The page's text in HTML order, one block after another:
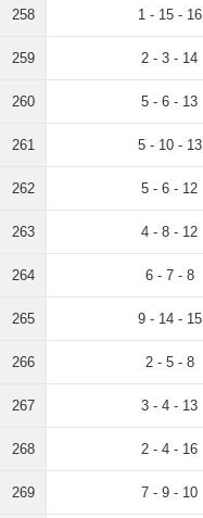
258 1 - 15 - 16
259 2 - 3 - 14
260 5 - 6 - 13
261 5 - 10 - 13
262 5 - 6 - 12
263 4 - 8 - 12
264 6 - 7 - 8
265 9 - 14 - 15
266 2 - 5 - 8
267 3 - 4 - 13
268 2 - 4 - 16
269 7 - 9 - 10